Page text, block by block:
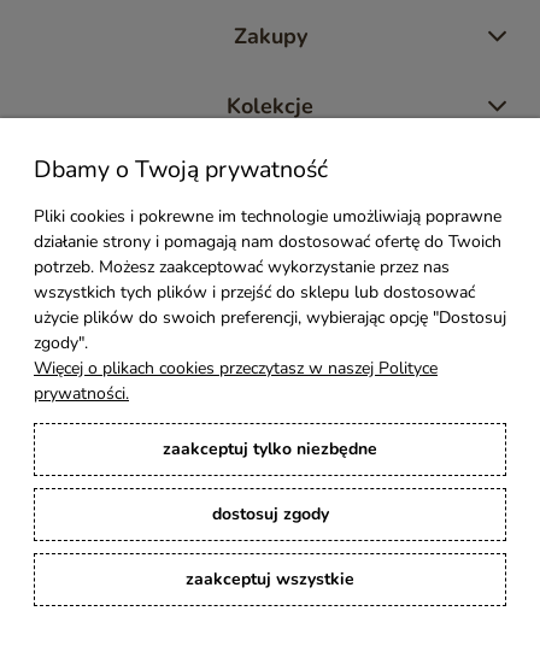
Zakupy
Kolekcje
Moje konto
Pomoc
Styl Mebli
Rodzaje drewna
Kontakt
Karina Meble
: Ręcznie robione meble indyjskie, loftowe, industrialne i boho z
litego drewna. | Copyright © 2008–2026
Dbamy o Twoją prywatność
Pliki cookies i pokrewne im technologie umożliwiają poprawne
działanie strony i pomagają nam dostosować ofertę do Twoich
potrzeb. Możesz zaakceptować wykorzystanie przez nas
wszystkich tych plików i przejść do sklepu lub dostosować
użycie plików do swoich preferencji, wybierając opcję "Dostosuj
zgody".
Więcej o plikach cookies przeczytasz w naszej Polityce
prywatności.
zaakceptuj tylko niezbędne
dostosuj zgody
zaakceptuj wszystkie